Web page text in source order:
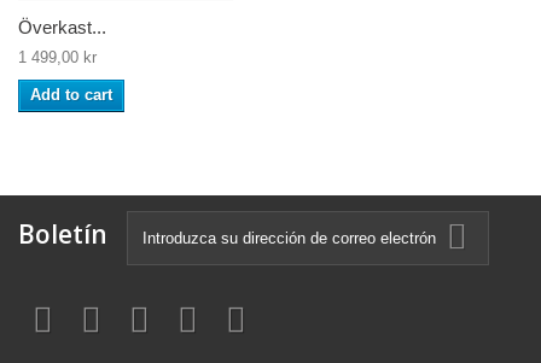
Överkast...
1 499,00 kr
Add to cart
Boletín